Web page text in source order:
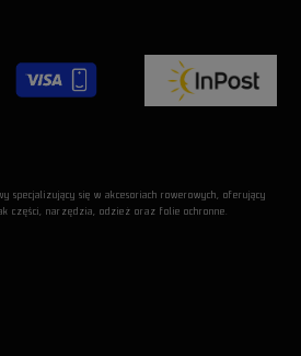
specjalizujący się w akcesoriach rowerowych, oferujący
części, narzędzia, odzież oraz folie ochronne.